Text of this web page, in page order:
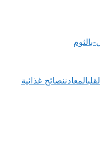
القلبالمعادننصائح غذائية